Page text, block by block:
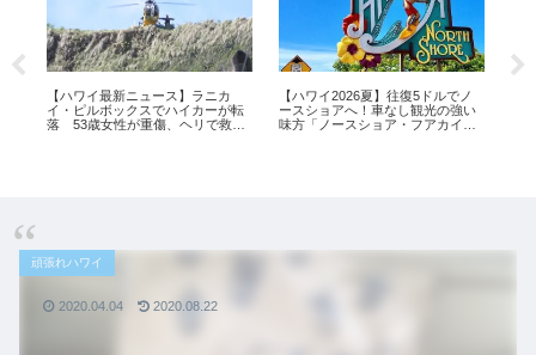
【ハワイ最新ニュース】ラニカ
イ・ピルボックスでハイカーが転
落 53歳女性が重傷、ヘリで救助
【ハワイ2026夏】往復5ドルでノ
ースショアへ！車なし観光の強い
味方「ノースショア・フアカイ」
頑張れハワイ
2020.04.04 2020.08.22